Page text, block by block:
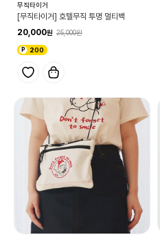
무직타이거
[무직타이거] 호텔무직 투명 멀티백
20,000
25,000
200